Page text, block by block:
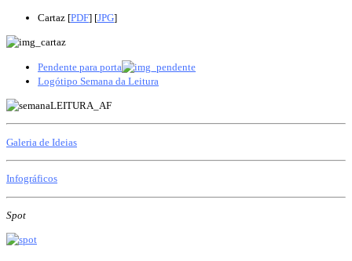
Cartaz [PDF] [JPG]
Pendente para porta
Logótipo Semana da Leitura
Galeria de Ideias
Infográficos
Spot